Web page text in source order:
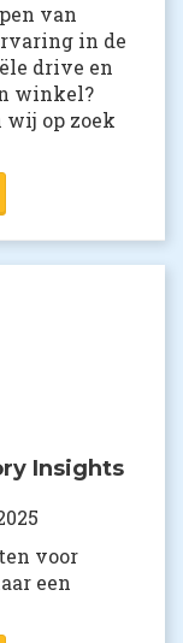
van
in de
drive en
winkel?
op zoek
Insights
voor
een